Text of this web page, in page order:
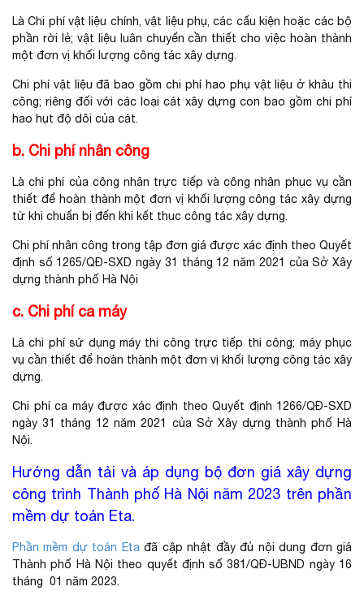
Là Chi phí vật liệu chính, vật liệu phụ, các cấu kiện hoặc các bộ
phần rời lẻ; vật liệu luân chuyển cần thiết cho việc hoàn thành
một đơn vị khối lượng công tác xây dựng.
Chi phí vật liệu đã bao gồm chi phí hao phụ vật liệu ở khâu thi
công; riêng đối với các loại cát xây dựng con bao gồm chi phí
hao hụt độ dôi của cát.
b. Chi phí nhân công
Là chi phí của công nhân trực tiếp và công nhân phục vụ cần
thiết để hoàn thành một đơn vị khối lượng công tác xây dựng
từ khi chuẩn bị đến khi kết thuc công tác xây dựng.
Chi phí nhân công trong tập đơn giá được xác định theo Quyết
định số 1265/QĐ-SXD ngày 31 tháng 12 năm 2021 của Sở Xây
dựng thành phố Hà Nội
c. Chi phí ca máy
Là chi phí sử dụng máy thi công trực tiếp thi công; máy phục
vụ cần thiết để hoàn thành một đơn vị khối lượng công tác xây
dựng.
Chi phí ca máy được xác định theo Quyết định 1266/QĐ-SXD
ngày 31 tháng 12 năm 2021 của Sở Xây dựng thành phố Hà
Nội.
Hướng dẫn tải và áp dụng bộ đơn giá xây dựng
công trình Thành phố Hà Nội năm 2023 trên phần
mềm dự toán Eta.
Phần mềm dự toán Eta đã cập nhật đầy đủ nội dung đơn giá
Thành phố Hà Nội theo quyết định số 381/QĐ-UBND ngày 16
tháng 01 năm 2023.